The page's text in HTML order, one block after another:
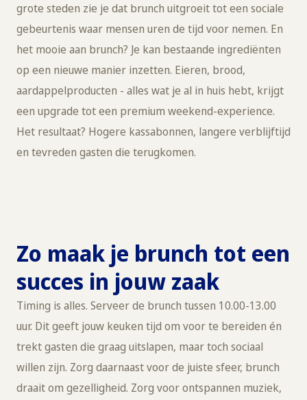
grote steden zie je dat brunch uitgroeit tot een sociale
gebeurtenis waar mensen uren de tijd voor nemen. En
het mooie aan brunch? Je kan bestaande ingrediënten
op een nieuwe manier inzetten. Eieren, brood,
aardappelproducten - alles wat je al in huis hebt, krijgt
een upgrade tot een premium weekend-experience.
Het resultaat? Hogere kassabonnen, langere verblijftijd
en tevreden gasten die terugkomen.
Zo maak je brunch tot een
succes in jouw zaak
Timing is alles. Serveer de brunch tussen 10.00-13.00
uur. Dit geeft jouw keuken tijd om voor te bereiden én
trekt gasten die graag uitslapen, maar toch sociaal
willen zijn. Zorg daarnaast voor de juiste sfeer, brunch
draait om gezelligheid. Zorg voor ontspannen muziek,